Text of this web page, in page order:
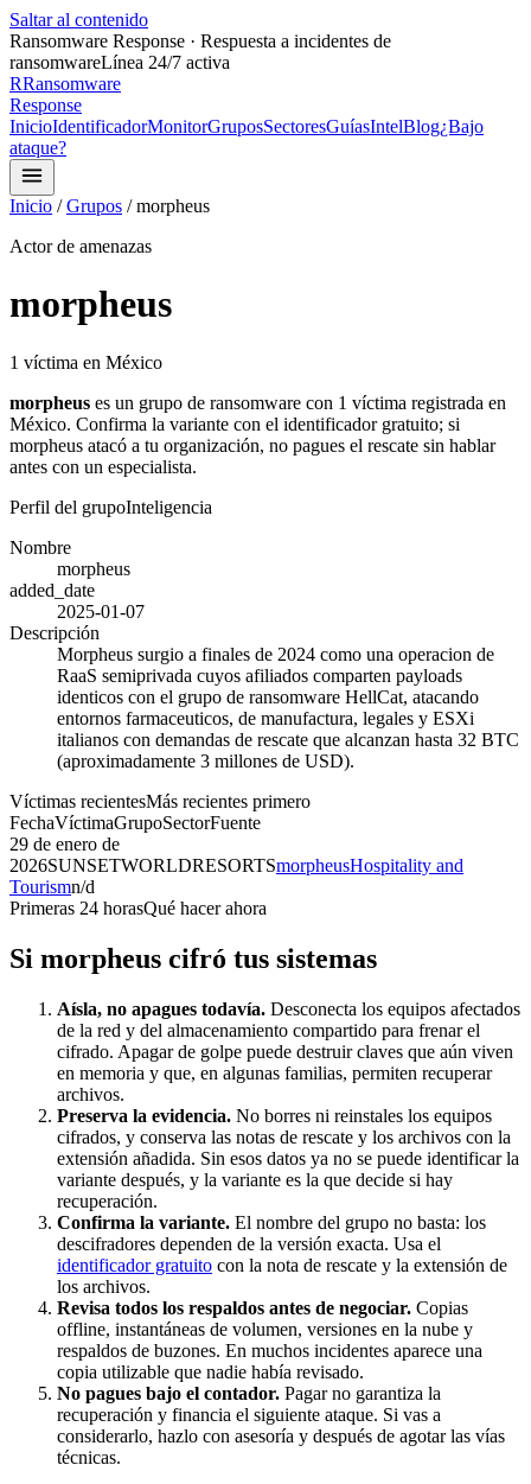
Saltar al contenido
Ransomware Response · Respuesta a incidentes de
ransomwareLínea 24/7 activa
RRansomware
Response
InicioIdentificadorMonitorGruposSectoresGuíasIntelBlog¿Bajo
ataque?
Inicio / Grupos /morpheus
Actor de amenazas
morpheus
1 víctima en México
morpheus es un grupo de ransomware con 1 víctima registrada en
México. Confirma la variante con el identificador gratuito; si
morpheus atacó a tu organización, no pagues el rescate sin hablar
antes con un especialista.
Perfil del grupoInteligencia
Nombre
morpheus
added_date
2025-01-07
Descripción
Morpheus surgio a finales de 2024 como una operacion de
RaaS semiprivada cuyos afiliados comparten payloads
identicos con el grupo de ransomware HellCat, atacando
entornos farmaceuticos, de manufactura, legales y ESXi
italianos con demandas de rescate que alcanzan hasta 32 BTC
(aproximadamente 3 millones de USD).
Víctimas recientesMás recientes primero
FechaVíctimaGrupoSectorFuente
29 de enero de
2026SUNSETWORLDRESORTSmorpheusHospitality and
Tourismn/d
Primeras 24 horasQué hacer ahora
Si morpheus cifró tus sistemas
Aísla, no apagues todavía. Desconecta los equipos afectados
de la red y del almacenamiento compartido para frenar el
cifrado. Apagar de golpe puede destruir claves que aún viven
en memoria y que, en algunas familias, permiten recuperar
archivos.
Preserva la evidencia. No borres ni reinstales los equipos
cifrados, y conserva las notas de rescate y los archivos con la
extensión añadida. Sin esos datos ya no se puede identificar la
variante después, y la variante es la que decide si hay
recuperación.
Confirma la variante. El nombre del grupo no basta: los
descifradores dependen de la versión exacta. Usa el
identificador gratuito con la nota de rescate y la extensión de
los archivos.
Revisa todos los respaldos antes de negociar. Copias
offline, instantáneas de volumen, versiones en la nube y
respaldos de buzones. En muchos incidentes aparece una
copia utilizable que nadie había revisado.
No pagues bajo el contador. Pagar no garantiza la
recuperación y financia el siguiente ataque. Si vas a
considerarlo, hazlo con asesoría y después de agotar las vías
técnicas.